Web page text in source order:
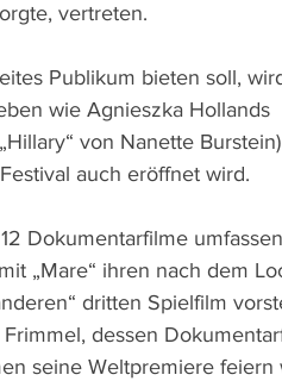
vertreten.
Publikum bieten soll,
wie Agnieszka Hollands
von Nanette
auch eröffnet wird.
Dokumentarfilme
„Mare“ ihren nach dem
dritten Spielfilm
dessen
seine Weltpremiere feiern